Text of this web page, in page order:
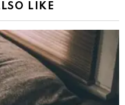
LIKE